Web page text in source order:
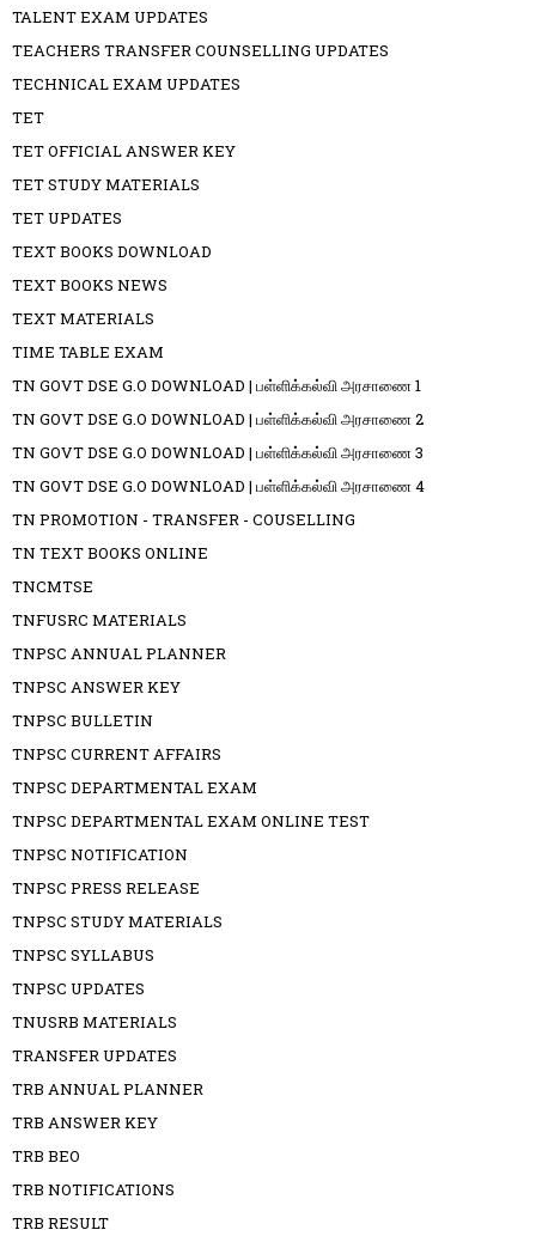
TALENT EXAM UPDATES
TEACHERS TRANSFER COUNSELLING UPDATES
TECHNICAL EXAM UPDATES
TET
TET OFFICIAL ANSWER KEY
TET STUDY MATERIALS
TET UPDATES
TEXT BOOKS DOWNLOAD
TEXT BOOKS NEWS
TEXT MATERIALS
TIME TABLE EXAM
TN GOVT DSE G.O DOWNLOAD | பள்ளிக்கல்வி அரசாணை 1
TN GOVT DSE G.O DOWNLOAD | பள்ளிக்கல்வி அரசாணை 2
TN GOVT DSE G.O DOWNLOAD | பள்ளிக்கல்வி அரசாணை 3
TN GOVT DSE G.O DOWNLOAD | பள்ளிக்கல்வி அரசாணை 4
TN PROMOTION - TRANSFER - COUSELLING
TN TEXT BOOKS ONLINE
TNCMTSE
TNFUSRC MATERIALS
TNPSC ANNUAL PLANNER
TNPSC ANSWER KEY
TNPSC BULLETIN
TNPSC CURRENT AFFAIRS
TNPSC DEPARTMENTAL EXAM
TNPSC DEPARTMENTAL EXAM ONLINE TEST
TNPSC NOTIFICATION
TNPSC PRESS RELEASE
TNPSC STUDY MATERIALS
TNPSC SYLLABUS
TNPSC UPDATES
TNUSRB MATERIALS
TRANSFER UPDATES
TRB ANNUAL PLANNER
TRB ANSWER KEY
TRB BEO
TRB NOTIFICATIONS
TRB RESULT